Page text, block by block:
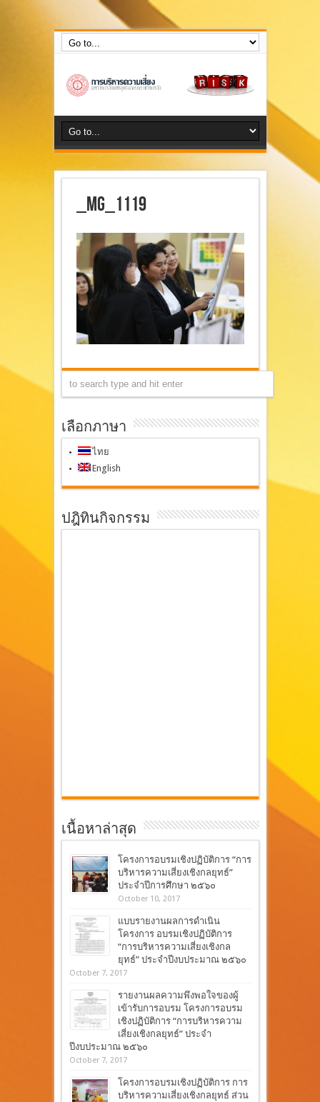
กลุ่มงานบริหารความเสี่ยง สำนักงานตรวจสอบภายใน
_MG_1119
เลือกภาษา
ไทย
English
ปฎิทินกิจกรรม
เนื้อหาล่าสุด
โครงการอบรมเชิงปฏิบัติการ “การ
บริหารความเสี่ยงเชิงกลยุทธ์”
ประจำปีการศึกษา ๒๕๖๐
October 10, 2017
แบบรายงานผลการดำเนิน
โครงการ อบรมเชิงปฏิบัติการ
“การบริหารความเสี่ยงเชิงกล
ยุทธ์” ประจำปีงบประมาณ ๒๕๖๐
October 7, 2017
รายงานผลความพึงพอใจของผู้
เข้ารับการอบรม โครงการอบรม
เชิงปฏิบัติการ “การบริหารความ
เสี่ยงเชิงกลยุทธ์” ประจำ
ปีงบประมาณ ๒๕๖๐
October 7, 2017
โครงการอบรมเชิงปฏิบัติการ การ
บริหารความเสี่ยงเชิงกลยุทธ์ ส่วน